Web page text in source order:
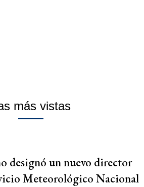
más vistas
designó un nuevo director
Meteorológico Nacional